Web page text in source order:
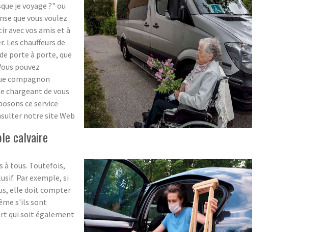
je voyage ?" ou
que vous voulez
avec vos amis et à
chauffeurs de
porte à porte, que
pouvez
compagnon
chargeant de vous
ce service
notre site Web
calvaire
à tous. Toutefois,
Par exemple, si
elle doit compter
s'ils sont
qui soit également